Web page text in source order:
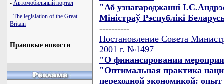
- Автомобильный портал
- The legislation of the Great
Britain
Правовые новости
"Аб узнагароджаннi
Мiнiстраў Рэспублiкi
----------
Постановление Совета
2001 г. №1497
"О финансировании
"Оптимальная практика
переходной экономикой: